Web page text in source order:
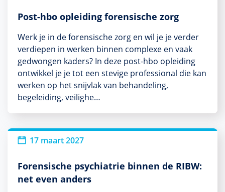
Post-hbo opleiding forensische zorg
Werk je in de forensische zorg en wil je je verder
verdiepen in werken binnen complexe en vaak
gedwongen kaders? In deze post-hbo opleiding
ontwikkel je je tot een stevige professional die kan
werken op het snijvlak van behandeling,
begeleiding, veilighe…
17 maart 2027
Forensische psychiatrie binnen de RIBW:
net even anders